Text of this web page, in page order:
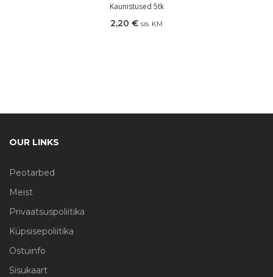
Kaunistused 5tk
2,20 € sis. KM
OUR LINKS
Peotarbed
Meist
Privaatsuspoliitika
Küpsisepoliitika
Ostuinfo
Sisukaart